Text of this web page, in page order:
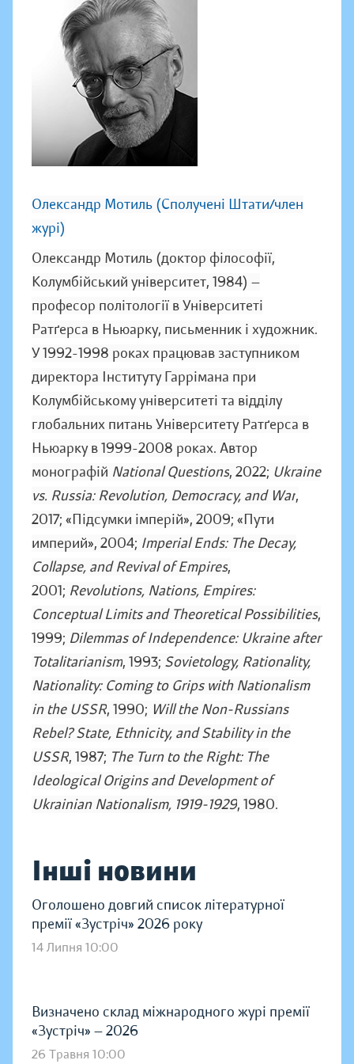
Олександр Мотиль (Сполучені Штати/член
журі)
Олександр Мотиль (доктор філософії,
Колумбійський університет, 1984) —
професор політології в Університеті
Ратґерса в Ньюарку, письменник і художник.
У 1992-1998 роках працював заступником
директора Інституту Гаррімана при
Колумбійському університеті та відділу
глобальних питань Університету Ратґерса в
Ньюарку в 1999-2008 роках. Автор
монографій National Questions, 2022; Ukraine
vs. Russia: Revolution, Democracy, and War,
2017; «Підсумки імперій», 2009; «Пути
империй», 2004; Imperial Ends: The Decay,
Collapse, and Revival of Empires,
2001; Revolutions, Nations, Empires:
Conceptual Limits and Theoretical Possibilities,
1999; Dilemmas of Independence: Ukraine after
Totalitarianism, 1993; Sovietology, Rationality,
Nationality: Coming to Grips with Nationalism
in the USSR, 1990; Will the Non-Russians
Rebel? State, Ethnicity, and Stability in the
USSR, 1987; The Turn to the Right: The
Ideological Origins and Development of
Ukrainian Nationalism, 1919-1929, 1980.
Інші новини
Оголошено довгий список літературної
премії «Зустріч» 2026 року
14 Липня 10:00
Визначено склад міжнародного журі премії
«Зустріч» — 2026
26 Травня 10:00